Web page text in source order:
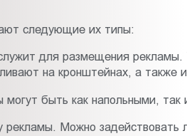
следующие их типы:
для размещения
на кронштейнах, а также
быть как напольными, так
Можно